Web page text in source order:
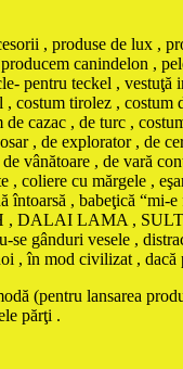
, produse de lux ,
canindelon ,
pentru teckel ,
tirolez , costum
cazac , de turc ,
, de explorator , de
, de vară
coliere cu mărgele ,
, babeţică “mi-
, DALAI LAMA ,
gânduri vesele ,
, în mod civilizat ,
(pentru lansarea
părţi .